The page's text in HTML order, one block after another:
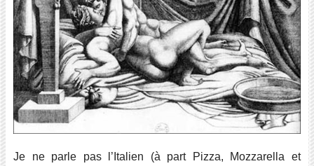
Je ne parle pas l’Italien (à part Pizza, Mozzarella et